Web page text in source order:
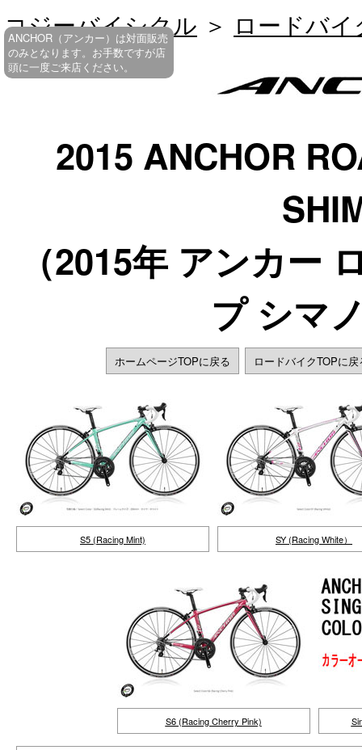
コジーバイシクル ＞ ロードバイ
2015 ANCHOR
（2015年 アンカー
プ シマ
ANCHOR（アンカー）は対面販売
のみとなります。お手数ですが店
頭に一度ご来店ください。
ホームページTOPに戻る ロードバイクTOPに戻
S5 (Racing Mint) SY (Racing White）
S6 (Racing Cherry Pink)